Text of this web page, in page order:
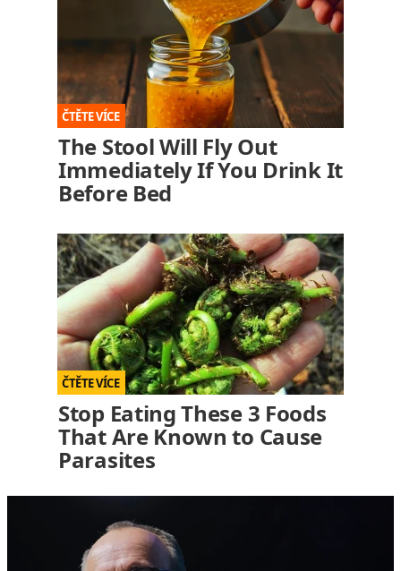
The Stool Will Fly Out
Immediately If You Drink It
Before Bed
Stop Eating These 3 Foods
That Are Known to Cause
Parasites